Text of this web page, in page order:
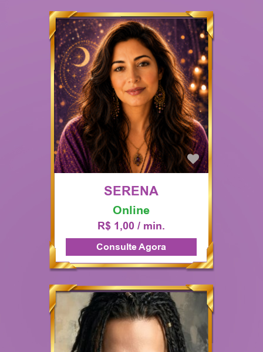
SERENA
ORACULAR
Online
R$ 1,00 / min.
Consulte Agora